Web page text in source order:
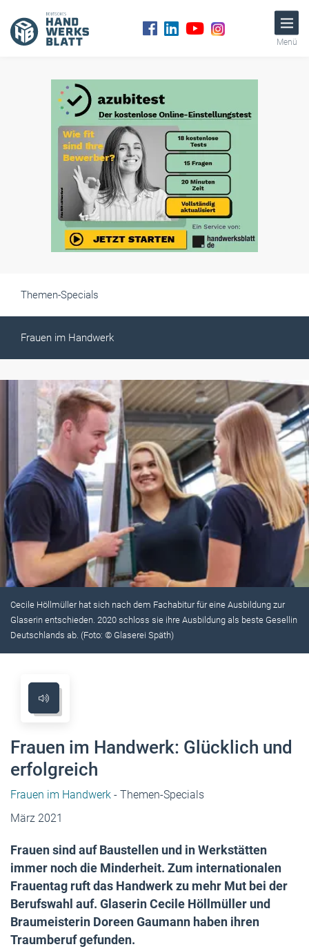
Menü
Themen-Specials
Frauen im Handwerk
Cecile Höllmüller hat sich nach dem Fachabitur für eine Ausbildung zur
Glaserin entschieden. 2020 schloss sie ihre Ausbildung als beste Gesellin
Deutschlands ab. (Foto: © Glaserei Späth)
Frauen im Handwerk: Glücklich und
erfolgreich
Frauen im Handwerk - Themen-Specials
März 2021
Frauen sind auf Baustellen und in Werkstätten
immer noch die Minderheit. Zum internationalen
Frauentag ruft das Handwerk zu mehr Mut bei der
Berufswahl auf. Glaserin Cecile Höllmüller und
Braumeisterin Doreen Gaumann haben ihren
Traumberuf gefunden.